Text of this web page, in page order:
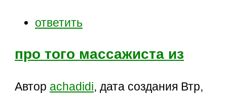
ответить
про того массажиста из
Автор achadidi, дата создания Втр,